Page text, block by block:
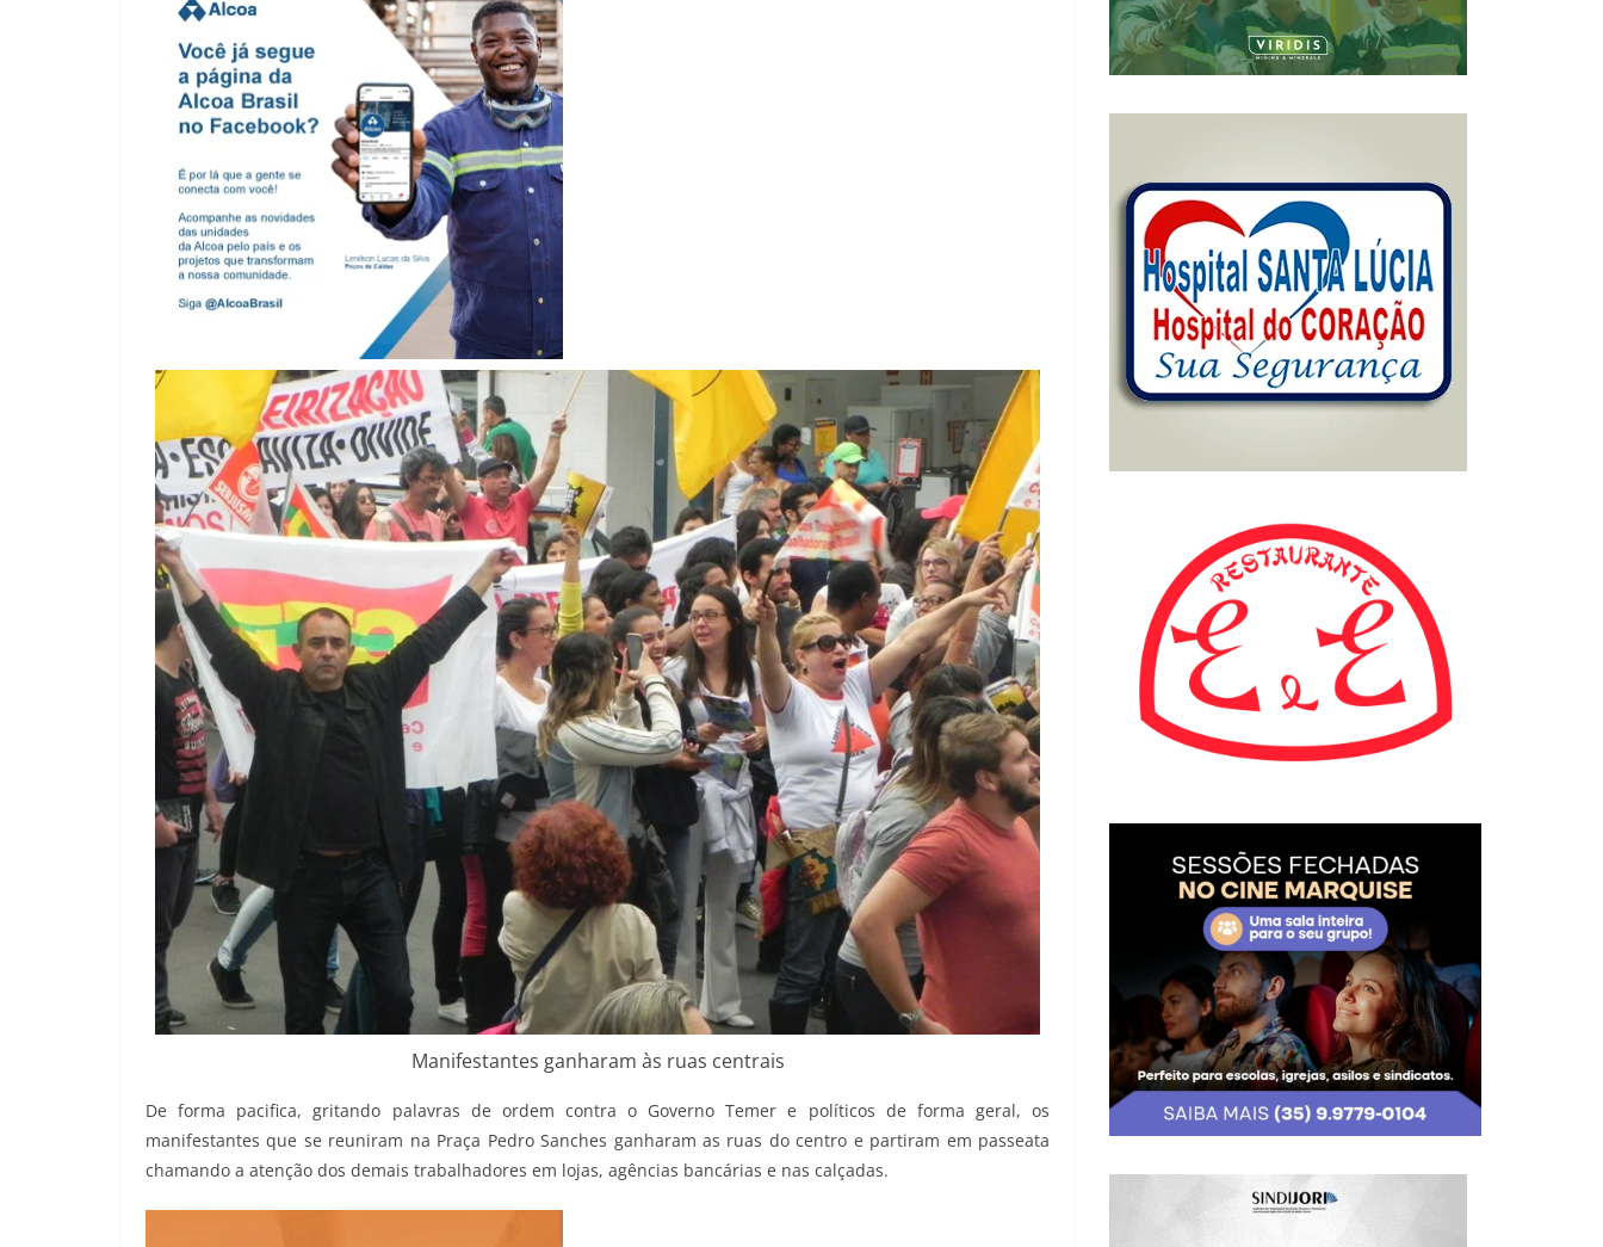
Manifestantes ganharam às ruas centrais
De forma pacifica, gritando palavras de ordem contra o Governo Temer e políticos de forma geral, os
manifestantes que se reuniram na Praça Pedro Sanches ganharam as ruas do centro e partiram em passeata
chamando a atenção dos demais trabalhadores em lojas, agências bancárias e nas calçadas.